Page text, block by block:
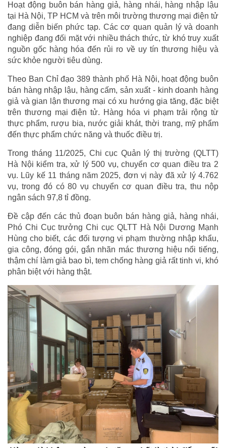
Hoạt động buôn bán hàng giả, hàng nhái, hàng nhập lậu
tại Hà Nội, TP HCM và trên môi trường thương mại điện tử
đang diễn biến phức tạp. Các cơ quan quản lý và doanh
nghiệp đang đối mặt với nhiều thách thức, từ khó truy xuất
nguồn gốc hàng hóa đến rủi ro về uy tín thương hiệu và
sức khỏe người tiêu dùng.
Theo Ban Chỉ đạo 389 thành phố Hà Nội, hoạt động buôn
bán hàng nhập lậu, hàng cấm, sản xuất - kinh doanh hàng
giả và gian lận thương mại có xu hướng gia tăng, đặc biệt
trên thương mại điện tử. Hàng hóa vi phạm trải rộng từ
thực phẩm, rượu bia, nước giải khát, thời trang, mỹ phẩm
đến thực phẩm chức năng và thuốc điều trị.
Trong tháng 11/2025, Chi cục Quản lý thị trường (QLTT)
Hà Nội kiểm tra, xử lý 500 vụ, chuyển cơ quan điều tra 2
vụ. Lũy kế 11 tháng năm 2025, đơn vị này đã xử lý 4.762
vụ, trong đó có 80 vụ chuyển cơ quan điều tra, thu nộp
ngân sách 97,8 tỉ đồng.
Đề cập đến các thủ đoạn buôn bán hàng giả, hàng nhái,
Phó Chi Cục trưởng Chi cục QLTT Hà Nội Dương Mạnh
Hùng cho biết, các đối tượng vi phạm thường nhập khẩu,
gia công, đóng gói, gắn nhãn mác thương hiệu nổi tiếng,
thậm chí làm giả bao bì, tem chống hàng giả rất tinh vi, khó
phân biệt với hàng thật.